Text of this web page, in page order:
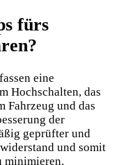
fürs
eine
Hochschalten, das
Fahrzeug und das
der
geprüfter und
und somit
minimieren.